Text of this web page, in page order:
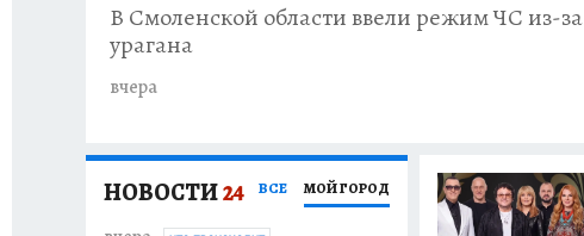
В Смоленской области ввели режим ЧС из-за
урагана
вчера
НОВОСТИ24 ВСЕ МОЙ ГОРОД